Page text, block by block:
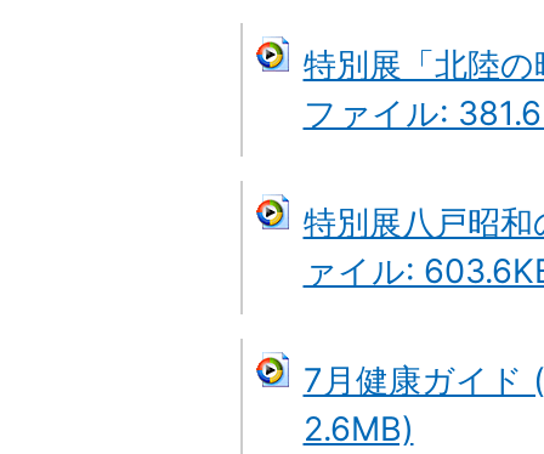
特別展「北陸
ファイル:
特別展八戸昭
ァイル:
7月健康ガイド
2.6MB)